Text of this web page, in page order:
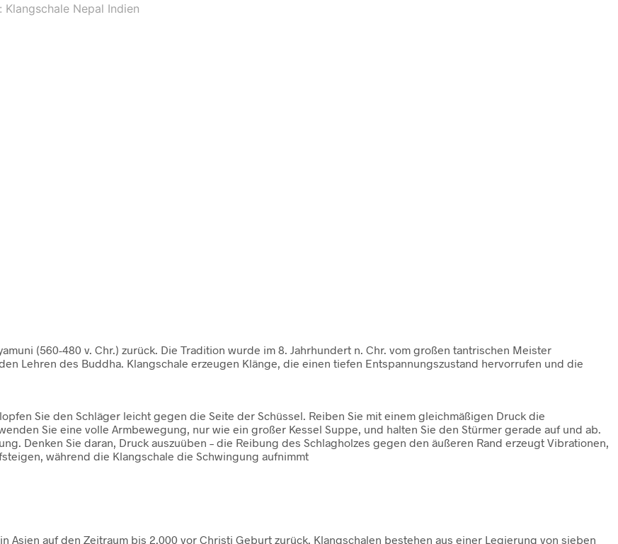
Klangschale Nepal Indien
(560-480 v. Chr.) zurück. Die Tradition wurde im 8. Jahrhundert n. Chr. vom großen tantrischen Meister
Lehren des Buddha. Klangschale erzeugen Klänge, die einen tiefen Entspannungszustand hervorrufen und die
Sie den Schläger leicht gegen die Seite der Schüssel. Reiben Sie mit einem gleichmäßigen Druck die
Sie eine volle Armbewegung, nur wie ein großer Kessel Suppe, und halten Sie den Stürmer gerade auf und ab.
Denken Sie daran, Druck auszuüben – die Reibung des Schlagholzes gegen den äußeren Rand erzeugt Vibrationen,
während die Klangschale die Schwingung aufnimmt
Asien auf den Zeitraum bis 2.000 vor Christi Geburt zurück. Klangschalen bestehen aus einer Legierung von sieben